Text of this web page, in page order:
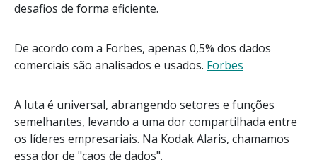
desafios de forma eficiente.
De acordo com a Forbes, apenas 0,5% dos dados
comerciais são analisados e usados. Forbes
A luta é universal, abrangendo setores e funções
semelhantes, levando a uma dor compartilhada entre
os líderes empresariais. Na Kodak Alaris, chamamos
essa dor de "caos de dados".